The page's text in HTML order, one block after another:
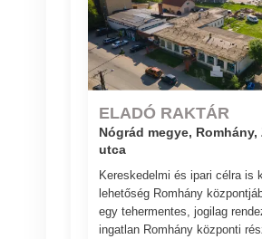
ELADÓ RAKTÁR
Nógrád megye, Romhány,
utca
Kereskedelmi és ipari célra is
lehetőség Romhány
egy tehermentes, jogilag
ingatlan Romhány központi